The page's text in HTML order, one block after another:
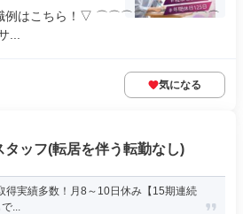
職例はこちら！▽ ⌒⌒⌒⌒⌒⌒⌒⌒⌒⌒
気になる
ッフ(転居を伴う転勤なし)
実績多数！月8～10日休み【15期連続
...